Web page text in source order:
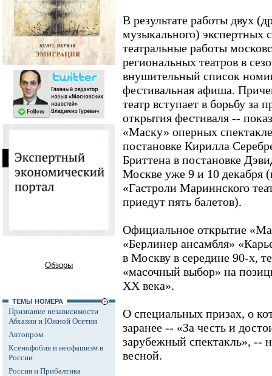
Обзоры
ТЕМЫ НОМЕРА
Признание независимости
Абхазии и Южной Осетии
Автопром
Ксенофобия и неофашизм в
России
Россия и Прибалтика
В результате работы двух
музыкального) экспертных
театральные работы
региональных театров в
внушительный список
фестивальная афиша.
театр вступает в борьбу за
открытия фестиваля --
«Маску» оперных
постановке Кирилла
Бриттена в постановке
Москве уже 9 и 10 декабря
«Гастроли Мариинского
приедут пять балетов).
Официальное открытие
«Берлинер ансамбля»
в Москву в середине 90-х,
«масочный выбор» на
ХХ века».
О специальных призах, о
заранее -- «За честь и
зарубежный спектакль», --
весной.